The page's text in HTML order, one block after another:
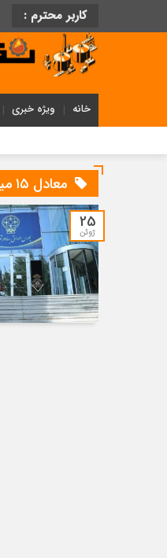
کاربر محترم :
خانه ویژه خبری
معادل ۱۵ میلیارد سهم
25
ژوئن